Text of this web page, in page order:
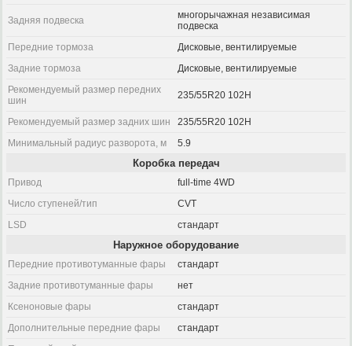
Задняя подвеска
многорычажная независимая
подвеска
Передние тормоза
Дисковые, вентилируемые
Задние тормоза
Дисковые, вентилируемые
Рекомендуемый размер передних
шин
235/55R20 102H
Рекомендуемый размер задних шин
235/55R20 102H
Минимальный радиус разворота, м
5.9
Коробка передач
Привод
full-time 4WD
Число ступеней/тип
CVT
LSD
стандарт
Наружное оборудование
Передние противотуманные фары
стандарт
Задние противотуманные фары
нет
Ксеноновые фары
стандарт
Дополнительные передние фары
стандарт